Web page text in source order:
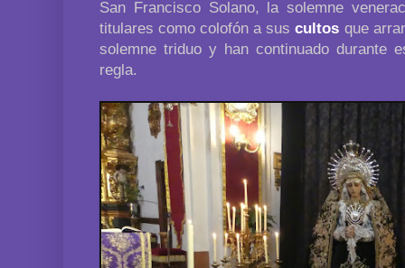
San Francisco Solano, la solemne
titulares como colofón a suscultos que
solemne triduo y han continuado durante
regla.